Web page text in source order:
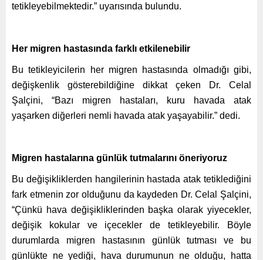
tetikleyebilmektedir.” uyarısında bulundu.
Her migren hastasında farklı etkilenebilir
Bu tetikleyicilerin her migren hastasında olmadığı gibi,
değişkenlik gösterebildiğine dikkat çeken Dr. Celal
Şalçini, “Bazı migren hastaları, kuru havada atak
yaşarken diğerleri nemli havada atak yaşayabilir.” dedi.
Migren hastalarına günlük tutmalarını öneriyoruz
Bu değişikliklerden hangilerinin hastada atak tetiklediğini
fark etmenin zor olduğunu da kaydeden Dr. Celal Şalçini,
“Çünkü hava değişikliklerinden başka olarak yiyecekler,
değişik kokular ve içecekler de tetikleyebilir. Böyle
durumlarda migren hastasının günlük tutması ve bu
günlükte ne yediği, hava durumunun ne olduğu, hatta